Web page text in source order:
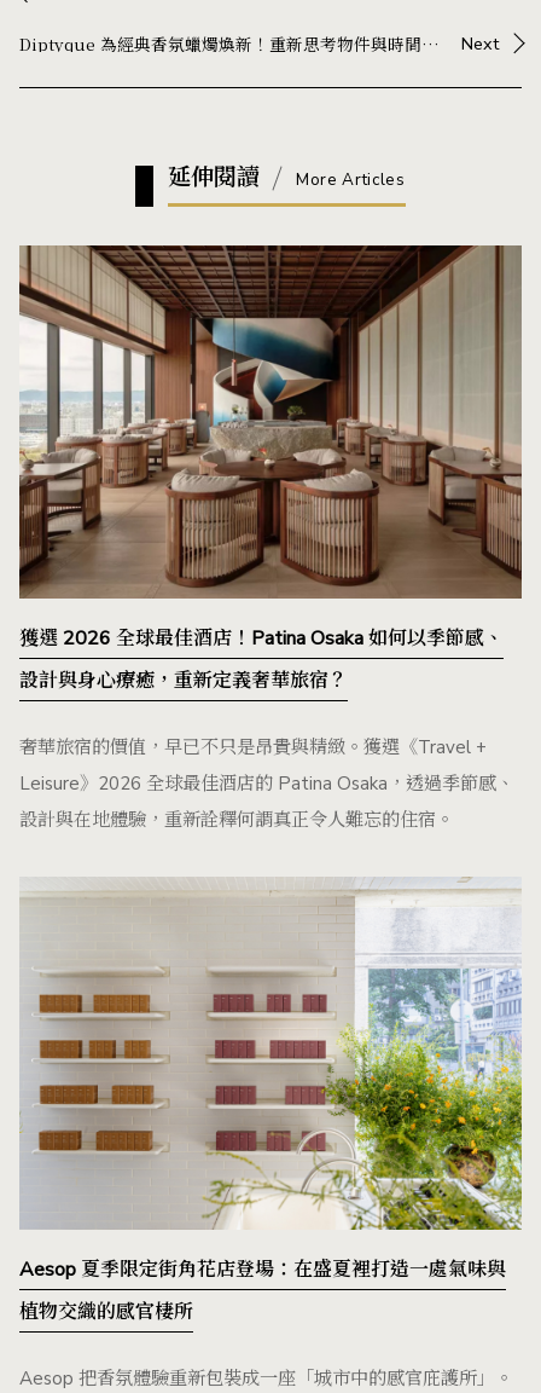
Diptyque 為經典香氛蠟燭煥新！重新思考物件與時間的關係 Next
延伸閱讀 More Articles
獲選 2026 全球最佳酒店！Patina Osaka 如何以季節感、
設計與身心療癒，重新定義奢華旅宿？
奢華旅宿的價值，早已不只是昂貴與精緻。獲選《Travel +
Leisure》2026 全球最佳酒店的 Patina Osaka，透過季節感、
設計與在地體驗，重新詮釋何謂真正令人難忘的住宿。
Aesop 夏季限定街角花店登場：在盛夏裡打造一處氣味與
植物交織的感官棲所
Aesop 把香氛體驗重新包裝成一座「城市中的感官庇護所」。